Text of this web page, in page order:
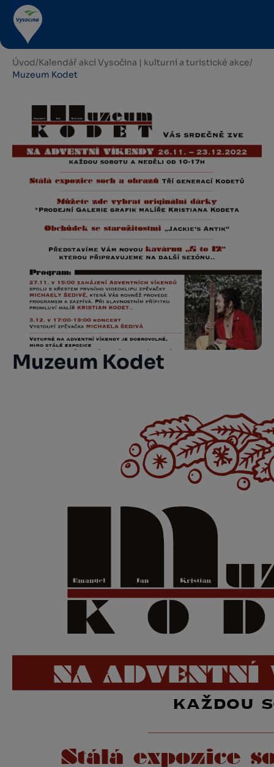
Úvod/Kalendář akcí Vysočina | kulturní a turistické akce/
Muzeum Kodet
Muzeum Kodet